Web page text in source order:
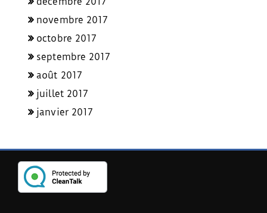
novembre 2017
octobre 2017
septembre 2017
août 2017
juillet 2017
janvier 2017